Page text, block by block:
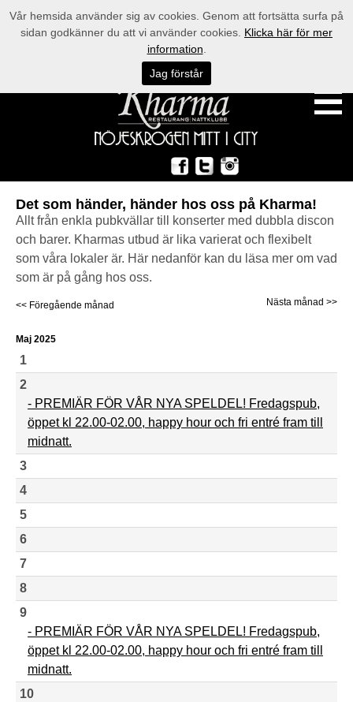
Det som händer, händer hos oss på Kharma!
Allt från enkla pubkvällar till konserter med dubbla discon
och barer. Kharmas utbud är lika varierat och flexibelt
som våra lokaler är. Här nedanför kan du läsa mer om vad
som är på gång hos oss.
<< Föregående månad Nästa månad >>
Maj 2025
1
2
- PREMIÄR FÖR VÅR NYA SPELDEL! Fredagspub,
öppet kl 22.00-02.00, happy hour och fri entré fram till
midnatt.
3
4
5
6
7
8
9
- PREMIÄR FÖR VÅR NYA SPELDEL! Fredagspub,
öppet kl 22.00-02.00, happy hour och fri entré fram till
midnatt.
10
Vår hemsida använder sig av cookies. Genom att fortsätta surfa på
sidan godkänner du att vi använder cookies. Klicka här för mer
information
Jag förstår